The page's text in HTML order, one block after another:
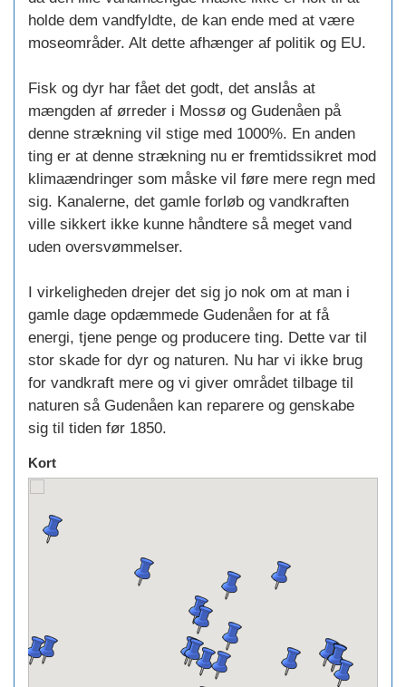
holde dem vandfyldte, de kan ende med at være
moseområder. Alt dette afhænger af politik og EU.
Fisk og dyr har fået det godt, det anslås at
mængden af ørreder i Mossø og Gudenåen på
denne strækning vil stige med 1000%. En anden
ting er at denne strækning nu er fremtidssikret mod
klimaændringer som måske vil føre mere regn med
sig. Kanalerne, det gamle forløb og vandkraften
ville sikkert ikke kunne håndtere så meget vand
uden oversvømmelser.
I virkeligheden drejer det sig jo nok om at man i
gamle dage opdæmmede Gudenåen for at få
energi, tjene penge og producere ting. Dette var til
stor skade for dyr og naturen. Nu har vi ikke brug
for vandkraft mere og vi giver området tilbage til
naturen så Gudenåen kan reparere og genskabe
sig til tiden før 1850.
Kort